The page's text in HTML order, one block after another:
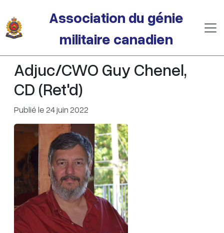
Association du génie
militaire canadien
Adjuc/CWO Guy Chenel,
CD (Ret'd)
Publié le 24 juin 2022